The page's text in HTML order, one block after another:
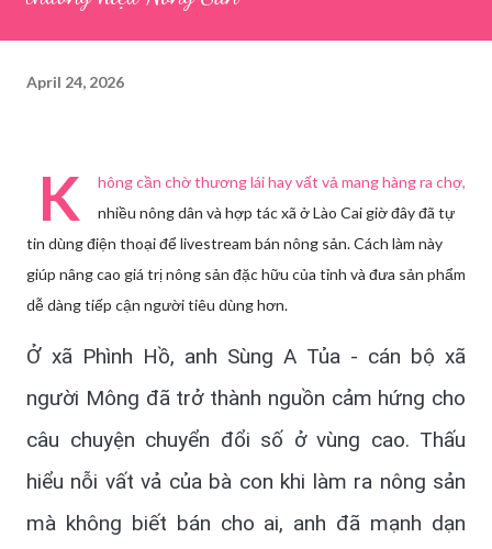
April 24, 2026
K
hông cần chờ thương lái hay vất vả mang hàng ra chợ,
nhiều nông dân và hợp tác xã ở Lào Cai giờ đây đã tự
tin dùng điện thoại để livestream bán nông sản. Cách làm này
giúp nâng cao giá trị nông sản đặc hữu của tỉnh và đưa sản phẩm
dễ dàng tiếp cận người tiêu dùng hơn.
Ở xã Phình Hồ, anh Sùng A Tủa - cán bộ xã
người Mông đã trở thành nguồn cảm hứng cho
câu chuyện chuyển đổi số ở vùng cao. Thấu
hiểu nỗi vất vả của bà con khi làm ra nông sản
mà không biết bán cho ai, anh đã mạnh dạn